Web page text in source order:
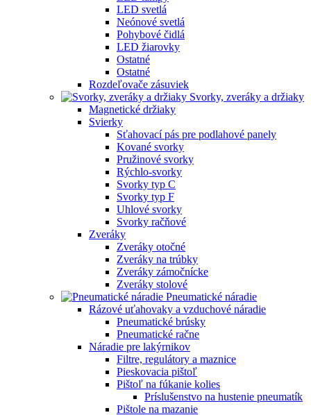
LED svetlá
Neónové svetlá
Pohybové čidlá
LED žiarovky
Ostatné
Ostatné
Rozdeľovače zásuviek
Svorky, zveráky a držiaky
Magnetické držiaky
Svierky
Sťahovací pás pre podlahové panely
Kované svorky
Pružinové svorky
Rýchlo-svorky
Svorky typ C
Svorky typ F
Uhlové svorky
Svorky račňové
Zveráky
Zveráky otočné
Zveráky na trúbky
Zveráky zámočnícke
Zveráky stolové
Pneumatické náradie
Rázové uťahovaky a vzduchové náradie
Pneumatické brúsky
Pneumatické račne
Náradie pre lakýrnikov
Filtre, regulátory a maznice
Pieskovacia pištoľ
Pištoľ na fúkanie kolies
Príslušenstvo na hustenie pneumatík
Pištole na mazanie